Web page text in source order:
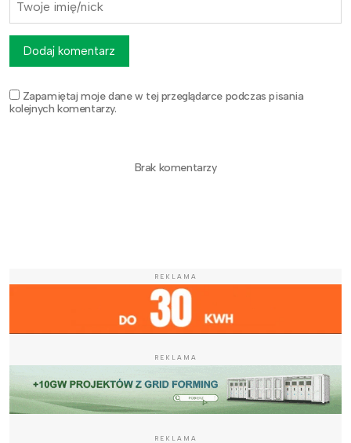
Zapamiętaj moje dane w tej przeglądarce podczas pisania
kolejnych komentarzy.
Dodaj komentarz
Brak komentarzy
REKLAMA
REKLAMA
REKLAMA